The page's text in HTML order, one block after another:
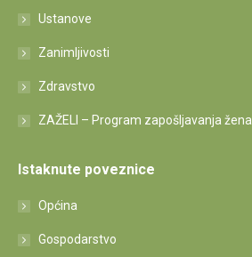
Ustanove
Zanimljivosti
Zdravstvo
ZAŽELI – Program zapošljavanja žena
Istaknute poveznice
Općina
Gospodarstvo